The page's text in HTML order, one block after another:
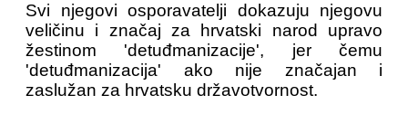
Svi njegovi osporavatelji dokazuju njegovu
veličinu i značaj za hrvatski narod upravo
žestinom 'detuđmanizacije', jer čemu
'detuđmanizacija' ako nije značajan i
zaslužan za hrvatsku državotvornost.